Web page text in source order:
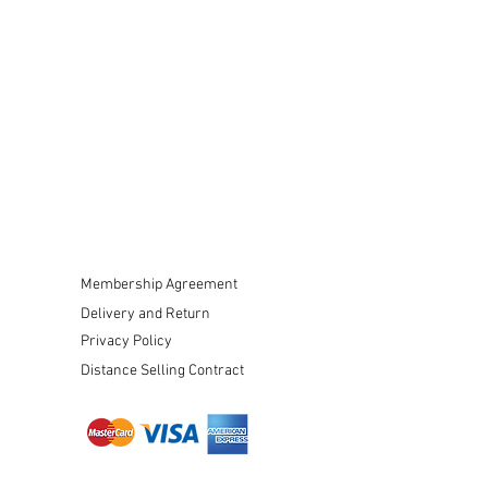
Membership Agreement
Delivery and Return
Privacy Policy
Distance Selling Contract